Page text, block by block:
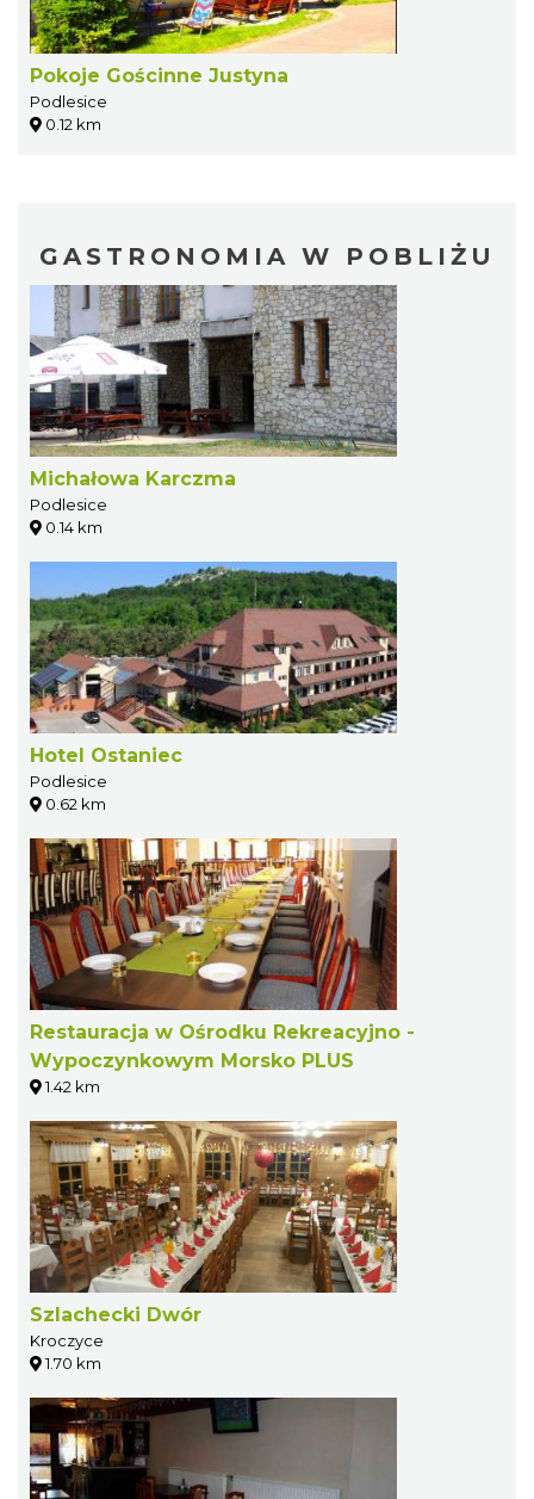
Pokoje Gościnne Justyna
Podlesice
0.12 km
GASTRONOMIA W POBLIŻU
Michałowa Karczma
Podlesice
0.14 km
Hotel Ostaniec
Podlesice
0.62 km
Restauracja w Ośrodku Rekreacyjno -
Wypoczynkowym Morsko PLUS
1.42 km
Szlachecki Dwór
Kroczyce
1.70 km